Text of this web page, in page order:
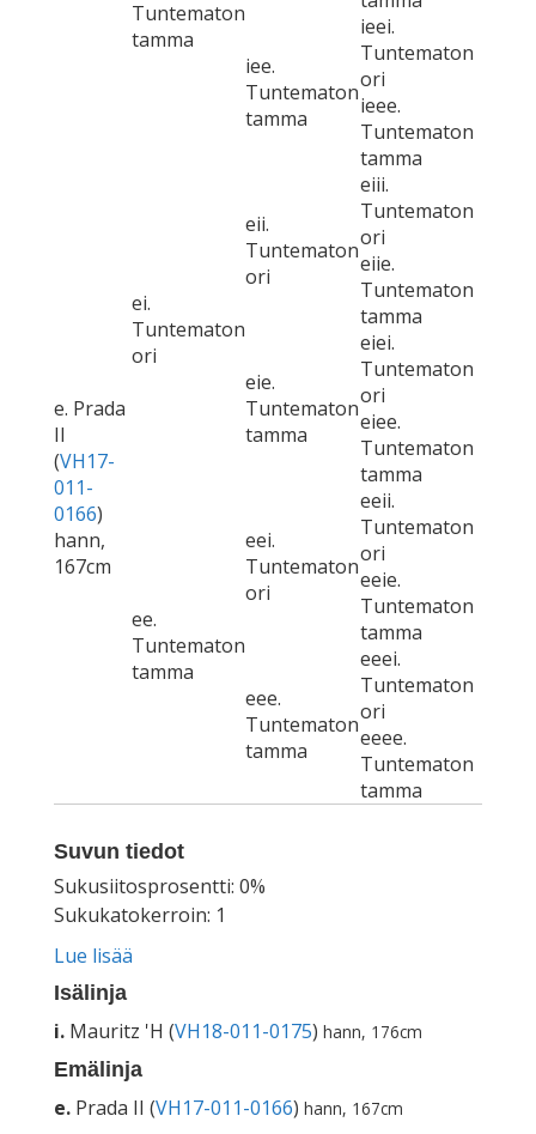
Tuntematon
tamma
iee.
Tuntematon
tamma
ieei.
Tuntematon
ori
ieee.
Tuntematon
tamma
e. Prada
II
(VH17-
011-
0166)
hann,
167cm
ei.
Tuntematon
ori
eii.
Tuntematon
ori
eiii.
Tuntematon
ori
eiie.
Tuntematon
tamma
eie.
Tuntematon
tamma
eiei.
Tuntematon
ori
eiee.
Tuntematon
tamma
ee.
Tuntematon
tamma
eei.
Tuntematon
ori
eeii.
Tuntematon
ori
eeie.
Tuntematon
tamma
eee.
Tuntematon
tamma
eeei.
Tuntematon
ori
eeee.
Tuntematon
tamma
Suvun tiedot
Sukusiitosprosentti: 0%
Sukukatokerroin: 1
Lue lisää
Isälinja
i. Mauritz 'H (VH18-011-0175) hann, 176cm
Emälinja
e. Prada II (VH17-011-0166) hann, 167cm